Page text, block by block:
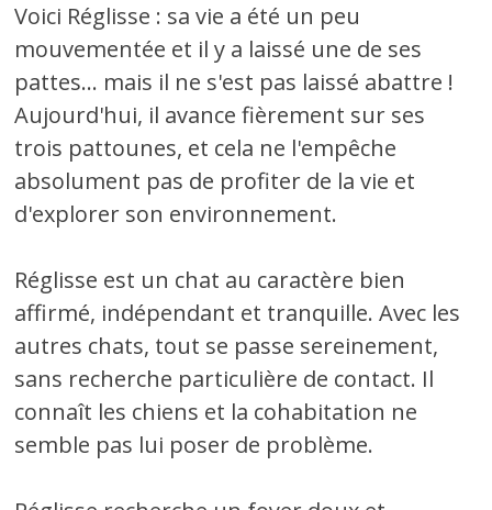
Voici Réglisse : sa vie a été un peu
mouvementée et il y a laissé une de ses
pattes... mais il ne s'est pas laissé abattre !
Aujourd'hui, il avance fièrement sur ses
trois pattounes, et cela ne l'empêche
absolument pas de profiter de la vie et
d'explorer son environnement.
Réglisse est un chat au caractère bien
affirmé, indépendant et tranquille. Avec les
autres chats, tout se passe sereinement,
sans recherche particulière de contact. Il
connaît les chiens et la cohabitation ne
semble pas lui poser de problème.